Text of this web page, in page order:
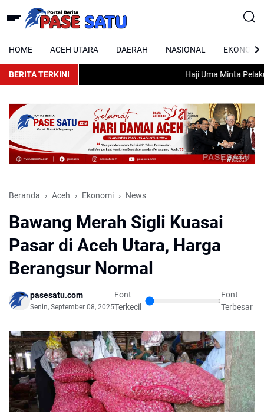
HOME ACEH UTARA DAERAH NASIONAL EKONOMI
BERITA TERKINI Haji Uma Minta Pelaku
PASESATU
Beranda Aceh Ekonomi News
Bawang Merah Sigli Kuasai
Pasar di Aceh Utara, Harga
Berangsur Normal
pasesatu.com
Senin, September 08, 2025
Font
Terkecil
Font
Terbesar